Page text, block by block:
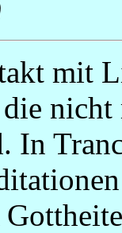
mit
In